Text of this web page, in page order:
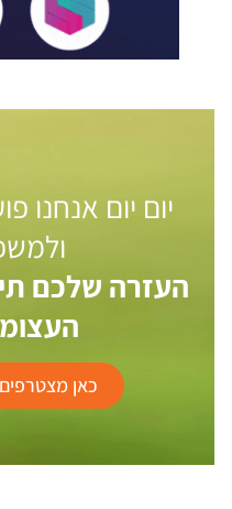
יום יום אנחנו
העזרה שלכם
כאן